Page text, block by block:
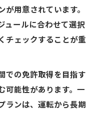
用意されています。
ュールに合わせて選択
チェックすることが重
での免許取得を目指す
可能性があります。一
ランは、運転から長期